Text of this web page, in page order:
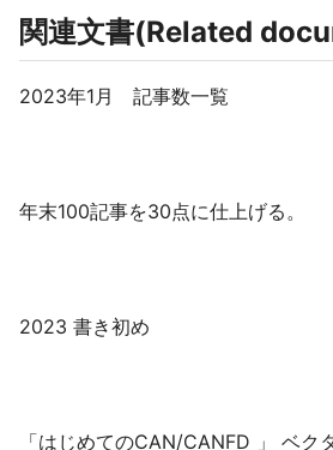
関連文書(Related
2023年1月 記事数一覧
年末100記事を30点に仕上げる。
2023 書き初め
「はじめてのCAN/CANFD 」 ベク